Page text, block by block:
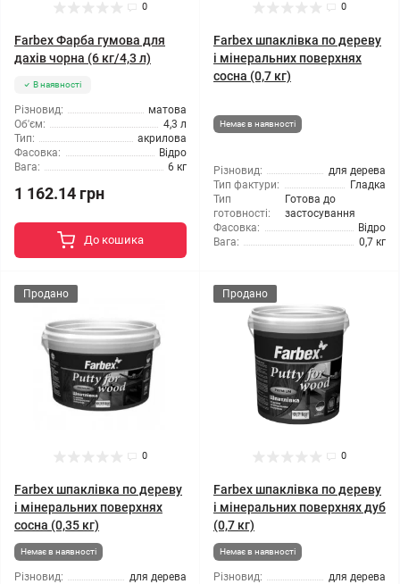
0
Farbex Фарба гумова для
дахів чорна (6 кг/4,3 л)
В наявності
Різновид:
матова
Об'єм:
4,3 л
Тип:
акрилова
Фасовка:
Відро
Вага:
6 кг
1 162.14 грн
До кошика
0
Farbex шпаклівка по дереву
і мінеральних поверхнях
сосна (0,7 кг)
Немає в наявності
Різновид:
для дерева
Тип фактури:
Гладка
Тип
готовності:
Готова до
застосування
Фасовка:
Відро
Вага:
0,7 кг
Продано
0
Farbex шпаклівка по дереву
і мінеральних поверхнях
сосна (0,35 кг)
Немає в наявності
Різновид:
для дерева
Продано
0
Farbex шпаклівка по дереву
і мінеральних поверхнях дуб
(0,7 кг)
Немає в наявності
Різновид:
для дерева